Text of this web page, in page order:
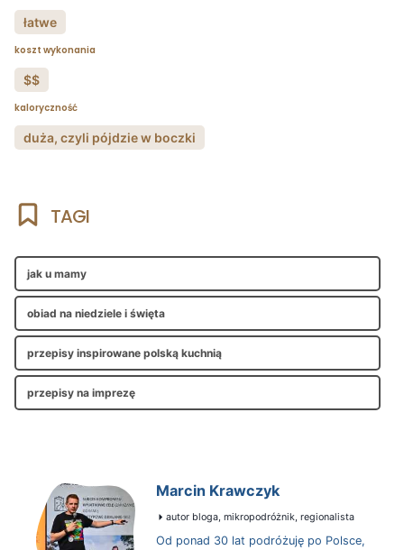
łatwe
koszt wykonania
$$
kaloryczność
duża, czyli pójdzie w boczki
TAGI
jak u mamy
obiad na niedziele i święta
przepisy inspirowane polską kuchnią
przepisy na imprezę
Marcin Krawczyk
autor bloga, mikropodróżnik, regionalista
Od ponad 30 lat podróżuję po Polsce,